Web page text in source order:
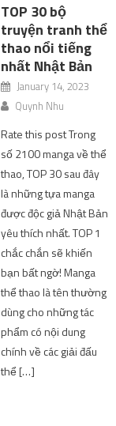
TOP 30 bộ
truyện tranh thể
thao nổi tiếng
nhất Nhật Bản
January 14, 2023
Quynh Nhu
Rate this post Trong
số 2100 manga về thể
thao, TOP 30 sau đây
là những tựa manga
được độc giả Nhật Bản
yêu thích nhất. TOP 1
chắc chắn sẽ khiến
bạn bất ngờ! Manga
thể thao là tên thường
dùng cho những tác
phẩm có nội dung
chính về các giải đấu
thể […]